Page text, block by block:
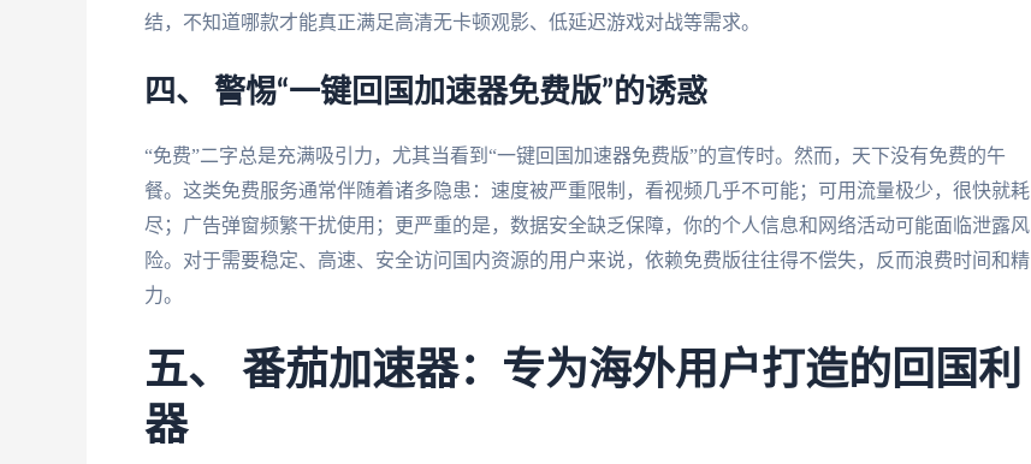
结，不知道哪款才能真正满足高清无卡顿观影、低延迟游戏对战等需求。
四、 警惕“一键回国加速器免费版”的诱惑
“免费”二字总是充满吸引力，尤其当看到“一键回国加速器免费版”的宣传时。然而，天下没有免费的午
餐。这类免费服务通常伴随着诸多隐患：速度被严重限制，看视频几乎不可能；可用流量极少，很快就耗
尽；广告弹窗频繁干扰使用；更严重的是，数据安全缺乏保障，你的个人信息和网络活动可能面临泄露风
险。对于需要稳定、高速、安全访问国内资源的用户来说，依赖免费版往往得不偿失，反而浪费时间和精
力。
五、 番茄加速器：专为海外用户打造的回国利
器